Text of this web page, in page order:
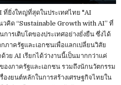
ยิ่งใหญ่ที่สุดในประเทศไทย "AI
คิด “Sustainable Growth with AI” ที่
ารเติบโตของประเทศอย่างยั่งยืน ซึ่งได้
ภาครัฐและเอกชนเพื่อแลกเปลี่ยนวิสัย
ย AI เรียกได้ว่างานนี้เป็นมากกว่าแค่
องภาครัฐและเอกชน รวมถึงนักนวัตกรรม
องยนต์หลักในการสร้างเศรษฐกิจไทยใน